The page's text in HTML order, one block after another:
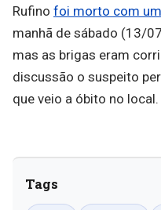
Rufino foi morto com
manhã de sábado (13/
mas as brigas eram
discussão o suspeito
que veio a óbito no local.
Tags